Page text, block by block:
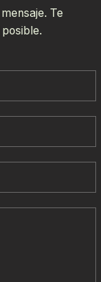
Te